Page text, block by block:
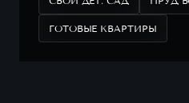
ГОТОВЫЕ КВАРТИРЫ